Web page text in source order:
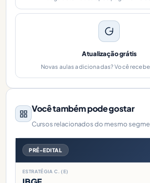
Atualização grátis
Novas aulas adicionadas? Você
Você também pode gostar
Cursos relacionados do mesmo
PRÉ-EDITAL
ESTRATÉGIA C. (E)